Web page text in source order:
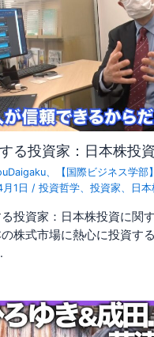
る投資家：日本株投
、
【国際ビジネス学
1日 /投資哲学、投資家、 日
投資家：日本株投資に関
株式市場に熱心に投資す